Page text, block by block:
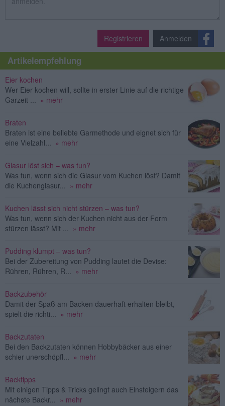
Registrieren Anmelden
Artikelempfehlung
Eier kochen
Wer Eier kochen will, sollte in erster Linie auf die richtige
Garzeit ... » mehr
Braten
Braten ist eine beliebte Garmethode und eignet sich für
eine Vielzahl... » mehr
Glasur löst sich – was tun?
Was tun, wenn sich die Glasur vom Kuchen löst? Damit
die Kuchenglasur... » mehr
Kuchen lässt sich nicht stürzen – was tun?
Was tun, wenn sich der Kuchen nicht aus der Form
stürzen lässt? Mit ... » mehr
Pudding klumpt – was tun?
Bei der Zubereitung von Pudding lautet die Devise:
Rühren, Rühren, R... » mehr
Backzubehör
Damit der Spaß am Backen dauerhaft erhalten bleibt,
spielt die richti... » mehr
Backzutaten
Bei den Backzutaten können Hobbybäcker aus einer
schier unerschöpfl... » mehr
Backtipps
Mit einigen Tipps & Tricks gelingt auch Einsteigern das
nächste Backr... » mehr